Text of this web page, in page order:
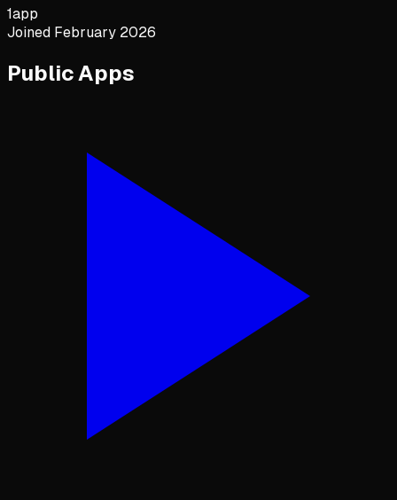
1app
Joined February 2026
Public Apps